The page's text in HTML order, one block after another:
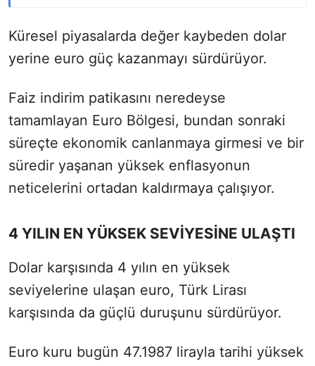
Küresel piyasalarda değer kaybeden dolar
yerine euro güç kazanmayı sürdürüyor.
Faiz indirim patikasını neredeyse
tamamlayan Euro Bölgesi, bundan sonraki
süreçte ekonomik canlanmaya girmesi ve bir
süredir yaşanan yüksek enflasyonun
neticelerini ortadan kaldırmaya çalışıyor.
4 YILIN EN YÜKSEK SEVİYESİNE ULAŞTI
Dolar karşısında 4 yılın en yüksek
seviyelerine ulaşan euro, Türk Lirası
karşısında da güçlü duruşunu sürdürüyor.
Euro kuru bugün 47.1987 lirayla tarihi yüksek